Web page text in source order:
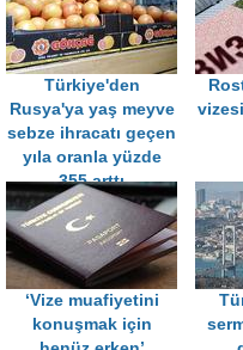
Türkiye'den
Rusya'ya yaş meyve
sebze ihracatı geçen
yıla oranla yüzde
355 arttı
‘Vize muafiyetini
konuşmak için